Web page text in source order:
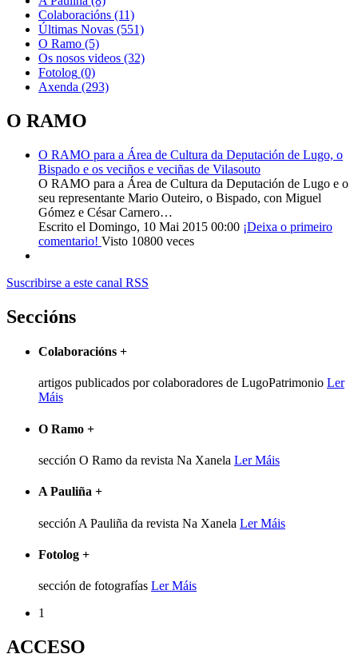
Colaboracións (11)
Últimas Novas (551)
O Ramo (5)
Os nosos videos (32)
Fotolog (0)
Axenda (293)
O RAMO
O RAMO para a Área de Cultura da Deputación de Lugo, o
Bispado e os veciños e veciñas de Vilasouto
O RAMO para a Área de Cultura da Deputación de Lugo e o
seu representante Mario Outeiro, o Bispado, con Miguel
Gómez e César Carnero…
Escrito el Domingo, 10 Mai 2015 00:00 ¡Deixa o primeiro
comentario! Visto 10800 veces
Suscribirse a este canal RSS
Seccións
Colaboracións +
artigos publicados por colaboradores de LugoPatrimonio Ler
Máis
O Ramo +
sección O Ramo da revista Na Xanela Ler Máis
A Pauliña +
sección A Pauliña da revista Na Xanela Ler Máis
Fotolog +
sección de fotografías Ler Máis
1
ACCESO